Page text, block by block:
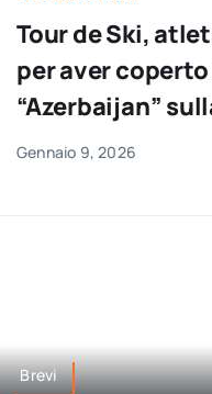
Tour de Ski,
per aver
“Azerbaijan”
Gennaio 9, 2026
Brevi